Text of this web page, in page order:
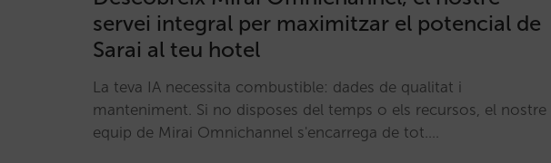
servei integral per maximitzar el potencial de
Sarai al teu hotel
La teva IA necessita combustible: dades de qualitat i
manteniment. Si no disposes del temps o els recursos, el nostre
equip de Mirai Omnichannel s'encarrega de tot.…